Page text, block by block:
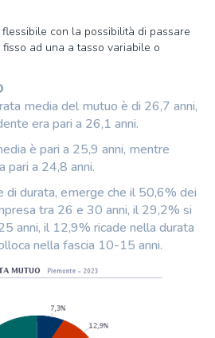
flessibile con la possibilità di passare
ad una a tasso variabile o
media del mutuo è di 26,7 anni,
era pari a 26,1 anni.
è pari a 25,9 anni, mentre
pari a 24,8 anni.
di durata, emerge che il 50,6% dei
tra 26 e 30 anni, il 29,2% si
anni, il 12,9% ricade nella durata
nella fascia 10-15 anni.